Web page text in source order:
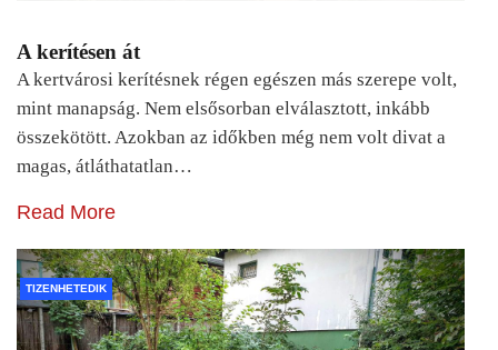
A kerítésen át
A kertvárosi kerítésnek régen egészen más szerepe volt,
mint manapság. Nem elsősorban elválasztott, inkább
összekötött. Azokban az időkben még nem volt divat a
magas, átláthatatlan…
Read More
TIZENHETEDIK